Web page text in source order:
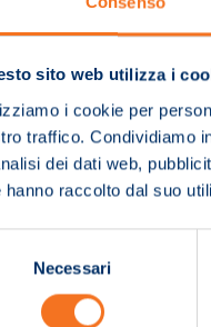
sito web utilizza i
i cookie per
traffico. Condividiamo
dei dati web,
hanno raccolto dal suo
Necessari